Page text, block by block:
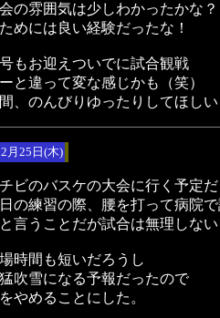
の雰囲気は少しわかったかな？
めには良い経験だったな！
もお迎えついでに試合観戦
と違って変な感じかも（笑）
、のんびりゆったりしてほしい
月25日(木)
ビのバスケの大会に行く予定
の練習の際、腰を打って病院
言うことだが試合は無理しな
時間も短いだろうし
吹雪になる予報だったので
やめることにした。